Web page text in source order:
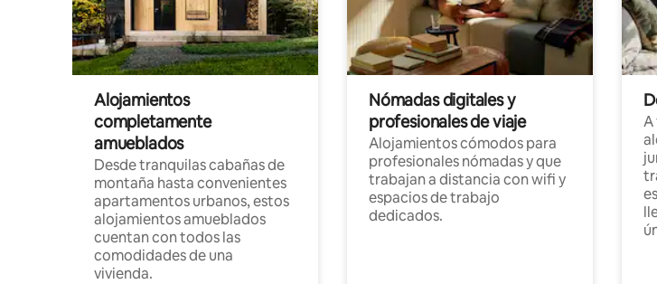
Alojamientos
completamente
amueblados
Desde tranquilas cabañas de
montaña hasta convenientes
apartamentos urbanos, estos
alojamientos amueblados
cuentan con todos las
comodidades de una
vivienda.
Nómadas digitales y
profesionales de viaje
Alojamientos cómodos para
profesionales nómadas y que
trabajan a distancia con wifi y
espacios de trabajo
dedicados.
A